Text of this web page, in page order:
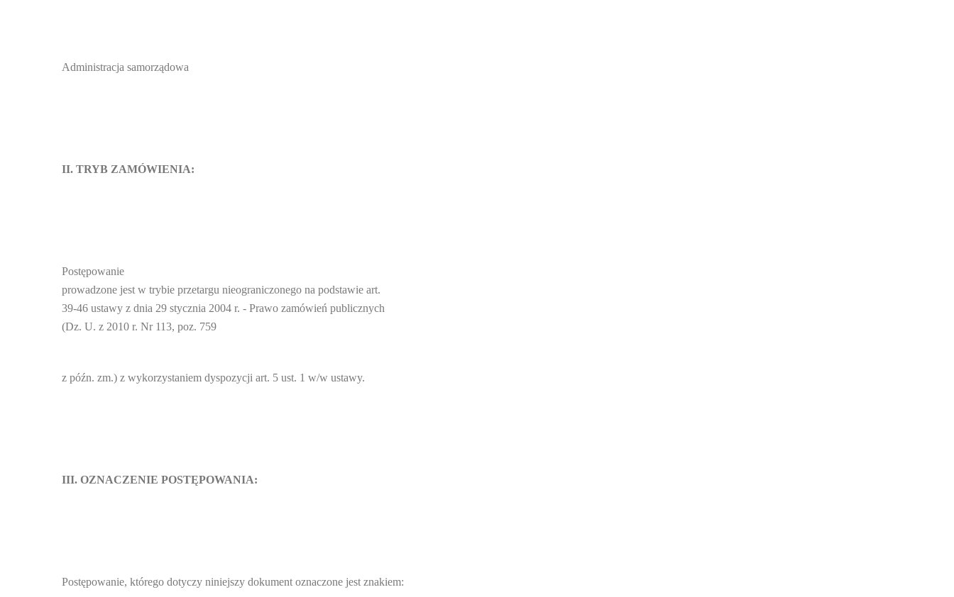
Administracja samorządowa
II. TRYB ZAMÓWIENIA:
Postępowanie
prowadzone jest w trybie przetargu nieograniczonego na podstawie art.
39-46 ustawy z dnia 29 stycznia 2004 r. - Prawo zamówień publicznych
(Dz. U. z 2010 r. Nr 113, poz. 759
z późn. zm.) z wykorzystaniem dyspozycji art. 5 ust. 1 w/w ustawy.
III. OZNACZENIE POSTĘPOWANIA:
Postępowanie, którego dotyczy niniejszy dokument oznaczone jest znakiem: